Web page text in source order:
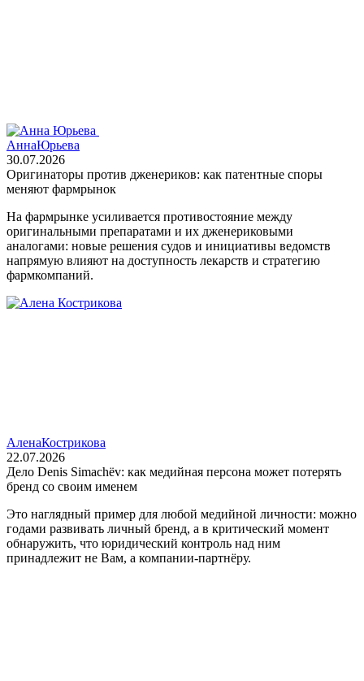
АннаЮрьева
30.07.2026
Оригинаторы против дженериков: как патентные споры
меняют фармрынок
На фармрынке усиливается противостояние между
оригинальными препаратами и их дженериковыми
аналогами: новые решения судов и инициативы ведомств
напрямую влияют на доступность лекарств и стратегию
фармкомпаний.
АленаКострикова
22.07.2026
Дело Denis Simachëv: как медийная персона может потерять
бренд со своим именем
Это наглядный пример для любой медийной личности: можно
годами развивать личный бренд, а в критический момент
обнаружить, что юридический контроль над ним
принадлежит не Вам, а компании‑партнёру.